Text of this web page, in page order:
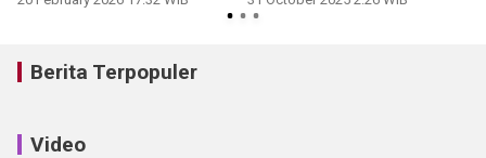
Berita Terpopuler
Video